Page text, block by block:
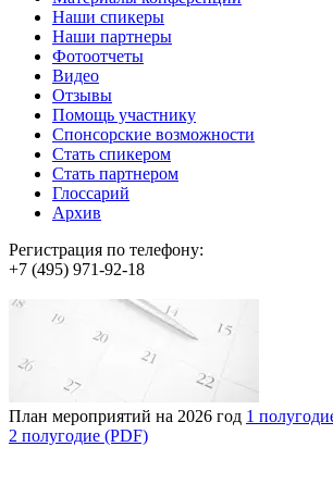
Наши спикеры
Наши партнеры
Фотоотчеты
Видео
Отзывы
Помощь участнику
Спонсорские возможности
Стать спикером
Стать партнером
Глоссарий
Архив
Регистрация по телефону:
+7 (495) 971-92-18
План мероприятий на 2026 год 1
2 полугодие (PDF)